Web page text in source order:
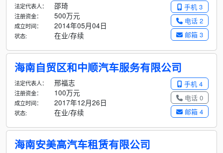
手机 3
电话 2
邮箱 3
法定代表人： 邵琦
注册资金： 500万元
成立时间： 2014年05月04日
状态: 在业/存续
海南自贸区和中顺汽车服务有限公司
手机 4
电话 0
邮箱 4
法定代表人： 邢福志
注册资金： 100万元
成立时间： 2017年12月26日
状态: 在业/存续
海南安美高汽车租赁有限公司